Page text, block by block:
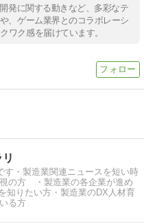
発に関する動きなど、多彩なテ
、ゲーム業界とのコラボレーシ
ワク感を届けています。
す・製造業関連ニュースを短い時
の方 ・製造業の各企業が進め
知りたい方・製造業のDX人材育
る方